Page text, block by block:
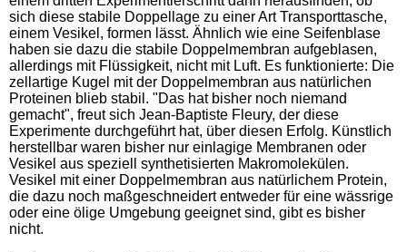
sich diese stabile Doppellage zu einer Art Transporttasche,
einem Vesikel, formen lässt. Ähnlich wie eine Seifenblase
haben sie dazu die stabile Doppelmembran aufgeblasen,
allerdings mit Flüssigkeit, nicht mit Luft. Es funktionierte: Die
zellartige Kugel mit der Doppelmembran aus natürlichen
Proteinen blieb stabil. "Das hat bisher noch niemand
gemacht", freut sich Jean-Baptiste Fleury, der diese
Experimente durchgeführt hat, über diesen Erfolg. Künstlich
herstellbar waren bisher nur einlagige Membranen oder
Vesikel aus speziell synthetisierten Makromolekülen.
Vesikel mit einer Doppelmembran aus natürlichem Protein,
die dazu noch maßgeschneidert entweder für eine wässrige
oder eine ölige Umgebung geeignet sind, gibt es bisher
nicht.